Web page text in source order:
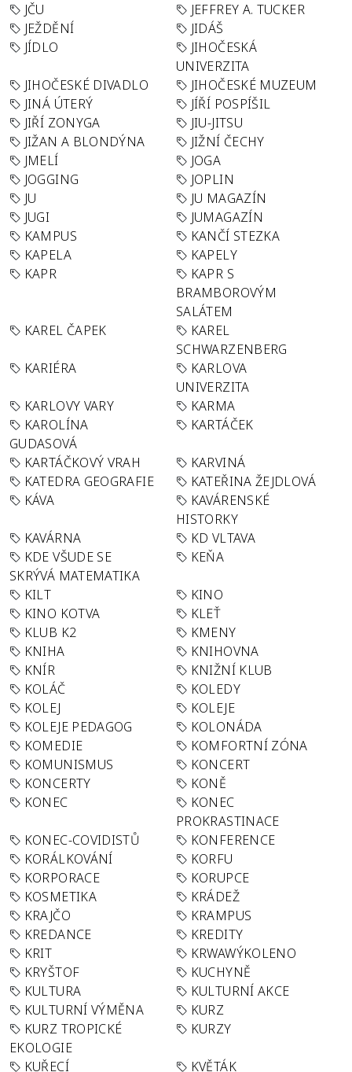
JČU
JEFFREY A. TUCKER
JEŽDĚNÍ
JIDÁŠ
JÍDLO
JIHOČESKÁ
UNIVERZITA
JIHOČESKÉ DIVADLO
JIHOČESKÉ MUZEUM
JINÁ ÚTERÝ
JÍŘÍ POSPÍŠIL
JIŘÍ ZONYGA
JIU-JITSU
JIŽAN A BLONDÝNA
JIŽNÍ ČECHY
JMELÍ
JOGA
JOGGING
JOPLIN
JU
JU MAGAZÍN
JUGI
JUMAGAZÍN
KAMPUS
KANČÍ STEZKA
KAPELA
KAPELY
KAPR
KAPR S
BRAMBOROVÝM
SALÁTEM
KAREL ČAPEK
KAREL
SCHWARZENBERG
KARIÉRA
KARLOVA
UNIVERZITA
KARLOVY VARY
KARMA
KAROLÍNA
GUDASOVÁ
KARTÁČEK
KARTÁČKOVÝ VRAH
KARVINÁ
KATEDRA GEOGRAFIE
KATEŘINA ŽEJDLOVÁ
KÁVA
KAVÁRENSKÉ
HISTORKY
KAVÁRNA
KD VLTAVA
KDE VŠUDE SE
SKRÝVÁ MATEMATIKA
KEŇA
KILT
KINO
KINO KOTVA
KLEŤ
KLUB K2
KMENY
KNIHA
KNIHOVNA
KNÍR
KNIŽNÍ KLUB
KOLÁČ
KOLEDY
KOLEJ
KOLEJE
KOLEJE PEDAGOG
KOLONÁDA
KOMEDIE
KOMFORTNÍ ZÓNA
KOMUNISMUS
KONCERT
KONCERTY
KONĚ
KONEC
KONEC
PROKRASTINACE
KONEC-COVIDISTŮ
KONFERENCE
KORÁLKOVÁNÍ
KORFU
KORPORACE
KORUPCE
KOSMETIKA
KRÁDEŽ
KRAJČO
KRAMPUS
KREDANCE
KREDITY
KRIT
KRWAWÝKOLENO
KRYŠTOF
KUCHYNĚ
KULTURA
KULTURNÍ AKCE
KULTURNÍ VÝMĚNA
KURZ
KURZ TROPICKÉ
EKOLOGIE
KURZY
KUŘECÍ KVĚTÁK